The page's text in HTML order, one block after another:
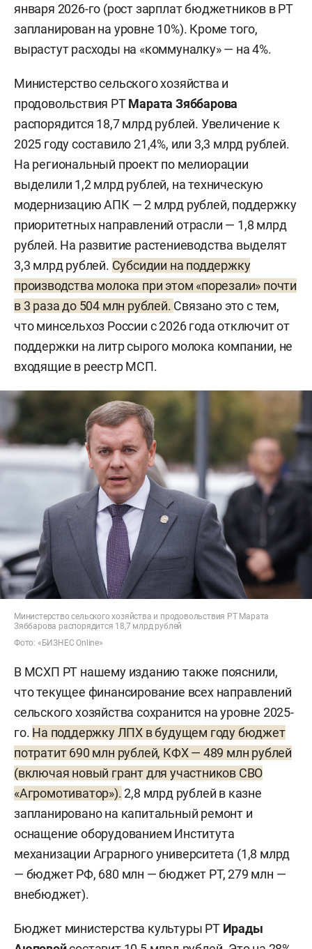
января 2026-го (рост зарплат бюджетников в РТ
запланирован на уровне 10%). Кроме того,
вырастут расходы на «коммуналку» — на 4%.
Министерство сельского хозяйства и
продовольствия РТМарата Зяббарова
распорядится 18,7 млрд рублей. Увеличение к
2025 году составило 21,4%, или 3,3 млрд рублей.
На региональный проект по мелиорации
выделили 1,2 млрд рублей, на техническую
модернизацию АПК — 2 млрд рублей, поддержку
приоритетных направлений отрасли — 1,8 млрд
рублей. На развитие растениеводства выделят
3,3 млрд рублей. Субсидии на поддержку
производства молока при этом «порезали» почти
в 3 раза до 504 млн рублей. Связано это с тем,
что минсельхоз России с 2026 года отключит от
поддержки на литр сырого молока компании, не
входящие в реестр МСП.
Министерство сельского хозяйства и продовольствия РТ Марата
Зяббарова распорядится 18,7 млрд рублей
Фото: «БИЗНЕС Online»
В МСХП РТ нашему изданию также пояснили,
что текущее финансирование всех направлений
сельского хозяйства сохранится на уровне 2025-
го. На поддержку ЛПХ в будущем году бюджет
потратит 690 млн рублей, КФХ — 489 млн рублей
(включая новый грант для участников СВО
«Агромотиватор»).2,8 млрд рублей в казне
запланировано на капитальный ремонт и
оснащение оборудованием Института
механизации Аграрного университета (1,8 млрд
— бюджет РФ, 680 млн — бюджет РТ, 279 млн —
внебюджет).
Бюджет министерства культуры РТ Ирады